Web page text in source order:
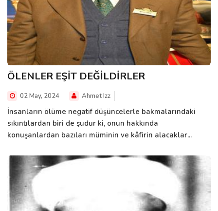
ÖLENLER EŞİT DEĞİLDİRLER
02 May, 2024 Ahmet Izz
İnsanların ölüme negatif düşüncelerle bakmalarındaki
sıkıntılardan biri de şudur ki, onun hakkında
konuşanlardan bazıları müminin ve kâfirin alacaklar...